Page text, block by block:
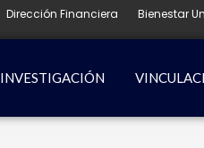
Dirección Financiera Bienestar
INVESTIGACIÓN